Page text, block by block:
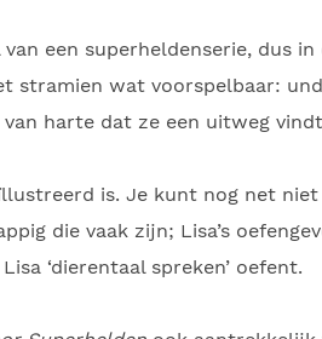
een superheldenserie, dus
stramien wat voorspelbaar:
harte dat ze een uitweg
is. Je kunt nog net
die vaak zijn; Lisa’s
‘dierentaal spreken’ oefent.